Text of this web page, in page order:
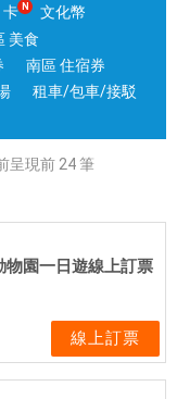
卡
文化幣
美食
南區 住宿券
租車/包車/接駁
呈現前 24 筆
物園一日遊線上訂票
線上訂票